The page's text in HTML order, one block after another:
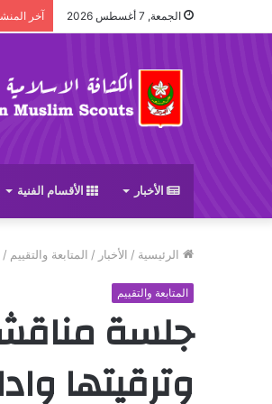
الجمعة, 7 أغسطس 2026 آخر
الأخبار الأقسام الفنية
الرئيسية / الأخبار / المتابعة والتقييم /
المتابعة والتقييم
جلسة
وترقيتها